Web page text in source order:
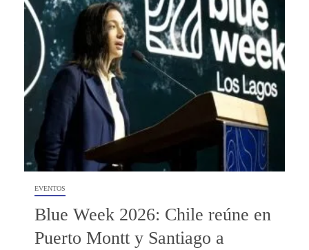
EVENTOS
Blue Week 2026: Chile reúne en
Puerto Montt y Santiago a